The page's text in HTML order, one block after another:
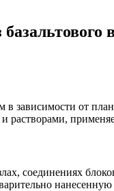
зависимости от
и растворами,
соединениях